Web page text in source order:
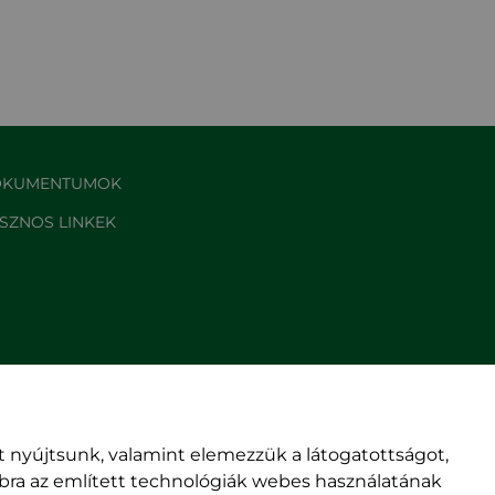
LINKEK
nyújtsunk, valamint elemezzük a látogatottságot,
az említett technológiák webes használatának